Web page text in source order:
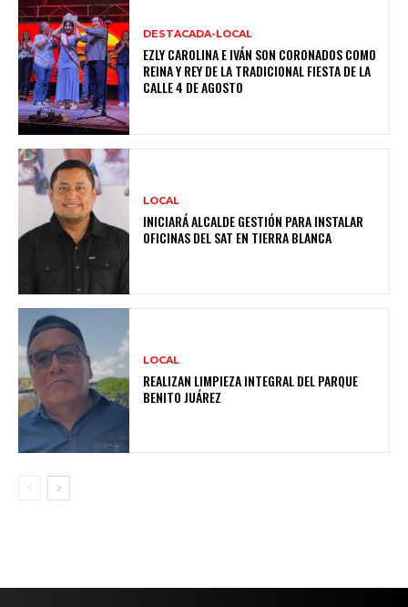
DESTACADA-LOCAL
EZLY CAROLINA E IVÁN SON CORONADOS COMO
REINA Y REY DE LA TRADICIONAL FIESTA DE LA
CALLE 4 DE AGOSTO
LOCAL
INICIARÁ ALCALDE GESTIÓN PARA INSTALAR
OFICINAS DEL SAT EN TIERRA BLANCA
LOCAL
REALIZAN LIMPIEZA INTEGRAL DEL PARQUE
BENITO JUÁREZ